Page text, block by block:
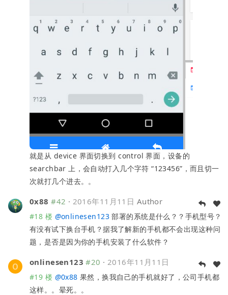
就是从 device 界面切换到 control 界面，设备的
searchbar 上，会自动打入几个字符 “123456”，而且切一
次就打几个进去。。
0x88 #42 · 2016年11月11日 Author
#18 楼 @onlinesen123 部署的系统是什么？？手机型号？
有没有试下换台手机？据我了解新的手机都不会出现这种问
题，是否是因为你的手机安装了什么软件？
onlinesen123 #20 · 2016年11月11日
#19 楼 @0x88 果然，换我自己的手机就好了，公司手机都
这样。。晕死。。